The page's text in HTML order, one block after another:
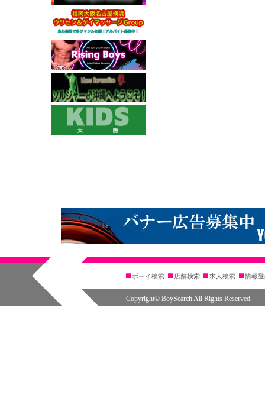
ボーイ検索 店舗検索 求人検索 情報
Copyright© BoySearch All Rights Reserved.